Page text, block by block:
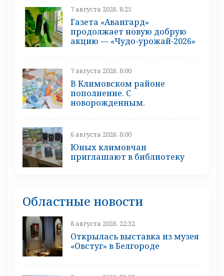
7 августа 2026, 8:25
Газета «Авангард»
продолжает новую добрую
акцию — «Чудо-урожай‑2026»
7 августа 2026, 8:00
В Климовском районе
пополнение. С
новорожденным.
6 августа 2026, 8:00
Юных климовчан
приглашают в библиотеку
Областные новости
8 августа 2026, 22:32
Открылась выставка из музея
«Овстуг» в Белгороде